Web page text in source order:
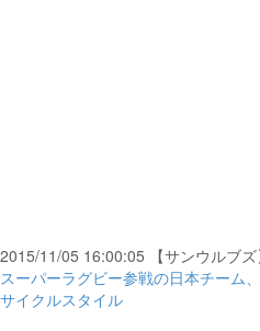
2015/11/05 16:00:05 【サンウルブズ
スーパーラグビー参戦の日本チーム
サイクルスタイル